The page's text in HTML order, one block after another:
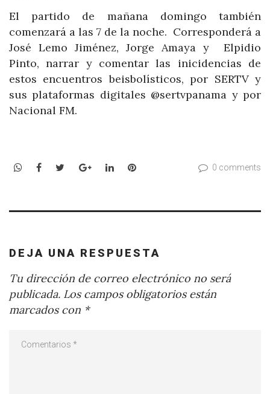
El partido de mañana domingo también
comenzará a las 7 de la noche. Corresponderá a
José Lemo Jiménez, Jorge Amaya y Elpidio
Pinto, narrar y comentar las inicidencias de
estos encuentros beisbolísticos, por SERTV y
sus plataformas digitales @sertvpanama y por
Nacional FM.
WhatsApp
Facebook
TwitterGoogle+LinkedInPinterest 0 comments
DEJA UNA RESPUESTA
Tu dirección de correo electrónico no será
publicada. Los campos obligatorios están
marcados con *